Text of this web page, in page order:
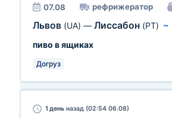
07.08 рефрижератор
Львов (UA) — Лиссабон (PT) ~
пиво в ящиках
Догруз
1 день назад (02:54 06.08)